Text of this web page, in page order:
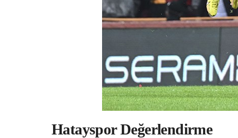
Hatayspor Değerlendirme